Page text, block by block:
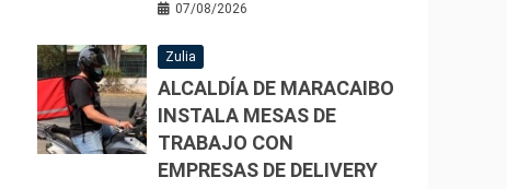
07/08/2026
Zulia
ALCALDÍA DE MARACAIBO
INSTALA MESAS DE
TRABAJO CON
EMPRESAS DE DELIVERY